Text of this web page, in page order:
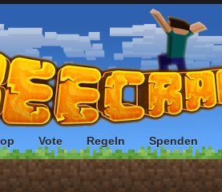
Vote Regeln Spenden